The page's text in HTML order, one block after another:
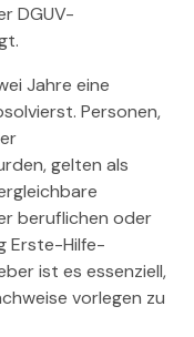
DGUV-
Jahre eine
Personen,
gelten als
beruflichen oder
Erste-Hilfe-
ist es essenziell,
vorlegen zu